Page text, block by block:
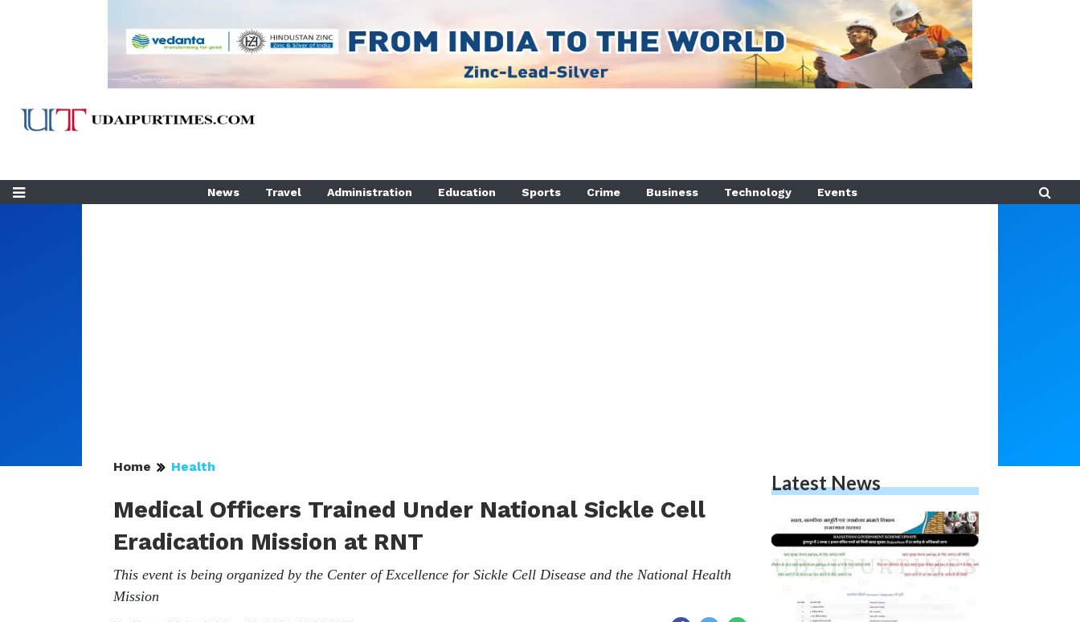
News Travel Administration Education Sports Crime Business Technology Events
Home Health
Medical Officers Trained Under National Sickle Cell
Eradication Mission at RNT
This event is being organized by the Center of Excellence for Sickle Cell Disease and the National Health
Mission
Latest News